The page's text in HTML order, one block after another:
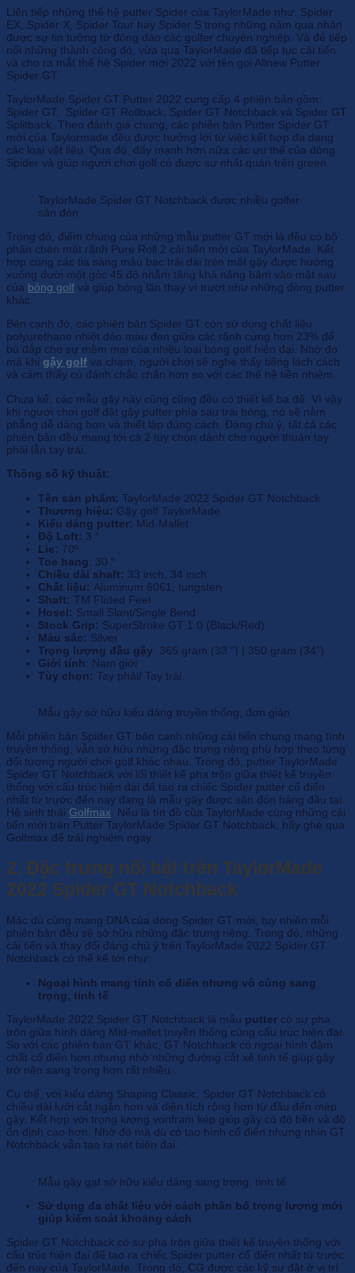
Liên tiếp những thế hệ putter Spider của TaylorMade như: Spider
EX, Spider X, Spider Tour hay Spider S trong những năm qua nhận
được sự tin tưởng từ đông đảo các golfer chuyên nghiệp. Và để tiếp
nối những thành công đó, vừa qua TaylorMade đã tiếp tục cải tiến
và cho ra mắt thế hệ Spider mới 2022 với tên gọi Allnew Putter
Spider GT.
TaylorMade Spider GT Putter 2022 cung cấp 4 phiên bản gồm:
Spider GT, Spider GT Rollback, Spider GT Notchback và Spider GT
Splitback. Theo đánh giá chung, các phiên bản Putter Spider GT
mới của Taylormade đều được hưởng lợi từ việc kết hợp đa dạng
các loại vật liệu. Qua đó, đẩy mạnh hơn nữa các ưu thế của dòng
Spider và giúp người chơi golf có được sự nhất quán trên green.
TaylorMade Spider GT Notchback được nhiều golfer
săn đón
Trong đó, điểm chung của những mẫu putter GT mới là đều có bộ
phận chèn mặt rãnh Pure Roll 2 cải tiến mới của TaylorMade. Kết
hợp cùng các tia sáng màu bạc trải dài trên mặt gậy được hướng
xuống dưới một góc 45 độ nhằm tăng khả năng bám vào mặt sau
của bóng golf và giúp bóng lăn thay vì trượt như những dòng putter
khác.
Bên cạnh đó, các phiên bản Spider GT còn sử dụng chất liệu
polyurethane nhiệt dẻo màu đen giữa các rãnh cứng hơn 23% để
bù đắp cho sự mềm mại của nhiều loại bóng golf hiện đại. Nhờ đó
mà khi gậy golf va chạm, người chơi sẽ nghe thấy tiếng lách cách
và cảm thấy cú đánh chắc chắn hơn so với các thế hệ tiền nhiệm.
Chưa kể, các mẫu gậy này cũng cũng đều có thiết kế ba đế. Vì vậy
khi người chơi golf đặt gậy putter phía sau trái bóng, nó sẽ nằm
phẳng dễ dàng hơn và thiết lập đúng cách. Đáng chú ý, tất cả các
phiên bản đều mang tới cả 2 tùy chọn dành cho người thuận tay
phải lẫn tay trái.
Thông số kỹ thuật:
Tên sản phẩm: TaylorMade 2022 Spider GT Notchback
Thương hiệu: Gậy golf TaylorMade
Kiểu dáng putter: Mid-Mallet
Độ Loft: 3 °
Lie: 70º
Toe hang: 30 °
Chiều dài shaft: 33 inch, 34 inch
Chất liệu: Aluminum 6061, tungsten
Shaft: TM Fluted Feel
Hosel: Small Slant/Single Bend
Stock Grip: SuperStroke GT 1.0 (Black/Red)
Màu sắc: Silver
Trọng lượng đầu gậy: 365 gram (33 “) | 350 gram (34”)
Giới tính: Nam giới
Tùy chọn: Tay phải/ Tay trái.
Mẫu gậy sở hữu kiểu dáng truyền thống, đơn giản
Mỗi phiên bản Spider GT bên cạnh những cải tiến chung mang tính
truyền thống, vẫn sở hữu những đặc trưng riêng phù hợp theo từng
đối tượng người chơi golf khác nhau. Trong đó, putter TaylorMade
Spider GT Notchback với lối thiết kế pha trộn giữa thiết kế truyền
thống với cấu trúc hiện đại để tạo ra chiếc Spider putter cổ điển
nhất từ ​​trước đến nay đang là mẫu gậy được săn đón hàng đầu tại
Hệ sinh thái Golfmax. Nếu là tín đồ của TaylorMade cùng những cải
tiến mới trên Putter TaylorMade Spider GT Notchback, hãy ghé qua
Golfmax để trải nghiệm ngay.
2. Đặc trưng nổi bật trên TaylorMade
2022 Spider GT Notchback
Mặc dù cùng mang DNA của dòng Spider GT mới, tuy nhiên mỗi
phiên bản đều sẽ sở hữu những đặc trưng riêng. Trong đó, những
cải tiến và thay đổi đáng chú ý trên TaylorMade 2022 Spider GT
Notchback có thể kể tới như:
Ngoại hình mang tính cổ điển nhưng vô cùng sang
trọng, tinh tế
TaylorMade 2022 Spider GT Notchback là mẫu putter có sự pha
trộn giữa hình dáng Mid-mallet truyền thống cùng cấu trúc hiện đại.
So với các phiên bản GT khác, GT Notchback có ngoại hình đậm
chất cổ điển hơn nhưng nhờ những đường cắt xẻ tinh tế giúp gậy
trở nên sang trọng hơn rất nhiều.
Cụ thể, với kiểu dáng Shaping Classic, Spider GT Notchback có
chiều dài lưỡi cắt ngắn hơn và diện tích rộng hơn từ đầu đến mép
gậy. Kết hợp với trọng lượng vonfram kép giúp gậy có độ bền và độ
ổn định cao hơn. Nhờ đó mà dù có tạo hình cổ điển nhưng nhìn GT
Notchback vẫn tạo ra nét hiện đại.
Mẫu gậy gạt sở hữu kiểu dáng sang trọng, tinh tế
Sử dụng đa chất liệu với cách phân bổ trọng lượng mới
giúp kiểm soát khoảng cách
Spider GT Notchback có sự pha trộn giữa thiết kế truyền thống với
cấu trúc hiện đại để tạo ra chiếc Spider putter cổ điển nhất từ ​​trước
đến nay của TaylorMade. Trong đó, CG được các kỹ sư đặt ở vị trí